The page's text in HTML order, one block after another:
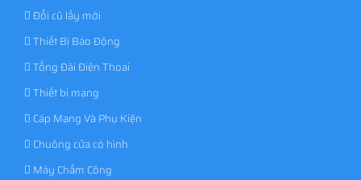
Đổi cũ lấy mới
Thiết Bị Báo Động
Tổng Đài Điện Thoại
Thiết bị mạng
Cáp Mạng Và Phụ Kiện
Chuông cửa có hình
Máy Chấm Công